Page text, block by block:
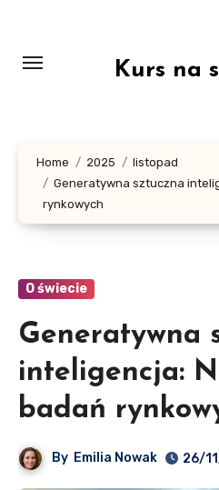
content
Kurs na
Home 2025
listopad
Generatywna sztuczna
rynkowych
O świecie
Generatywna
inteligencja:
badań
By Emilia Nowak 26/